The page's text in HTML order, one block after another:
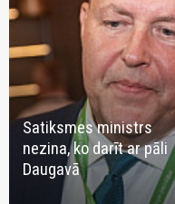
Satiksmes ministrs
nezina, ko darīt ar pāli
Daugavā